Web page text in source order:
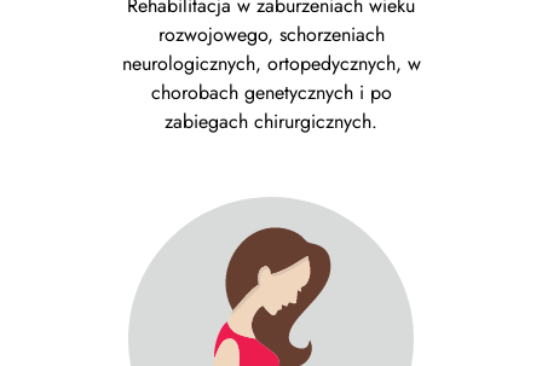
Rehabilitacja w zaburzeniach wieku
rozwojowego, schorzeniach
neurologicznych, ortopedycznych, w
chorobach genetycznych i po
zabiegach chirurgicznych.